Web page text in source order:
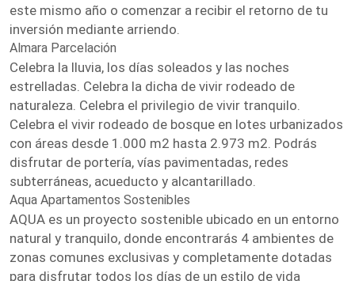
este mismo año o comenzar a recibir el retorno de tu
inversión mediante arriendo.
Almara Parcelación
Celebra la lluvia, los días soleados y las noches
estrelladas. Celebra la dicha de vivir rodeado de
naturaleza. Celebra el privilegio de vivir tranquilo.
Celebra el vivir rodeado de bosque en lotes urbanizados
con áreas desde 1.000 m2 hasta 2.973 m2. Podrás
disfrutar de portería, vías pavimentadas, redes
subterráneas, acueducto y alcantarillado.
Aqua Apartamentos Sostenibles
AQUA es un proyecto sostenible ubicado en un entorno
natural y tranquilo, donde encontrarás 4 ambientes de
zonas comunes exclusivas y completamente dotadas
para disfrutar todos los días de un estilo de vida